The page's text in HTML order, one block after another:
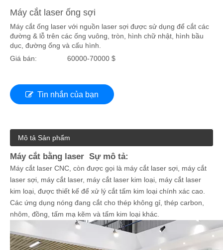
Máy cắt laser ống sợi
Máy cắt ống laser với nguồn laser sợi được sử dụng để cắt các
đường & lỗ trên các ống vuông, tròn, hình chữ nhật, hình bầu
dục, đường ống và cấu hình.
Giá bán:
60000-70000 $
Tin nhắn của bạn
Mô tả Sản phẩm
Máy cắt bằng laser Sự mô tả:
Máy cắt laser CNC, còn được gọi là máy cắt laser sợi, máy cắt
laser sợi, máy cắt laser, máy cắt laser kim loại, máy cắt laser
kim loại, được thiết kế để xử lý cắt tấm kim loại chính xác cao.
Các ứng dụng nóng đang cắt cho thép không gỉ, thép carbon,
nhôm, đồng, tấm mạ kẽm và tấm kim loại khác.